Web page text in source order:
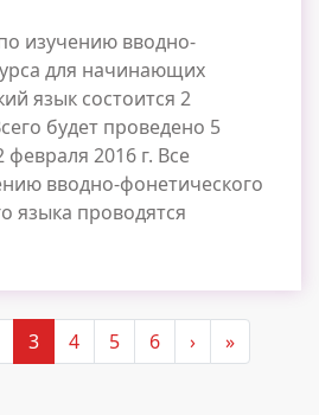
изучению вводно-
для начинающих
язык состоится 2
будет проведено 5
февраля 2016 г. Все
вводно-фонетического
языка проводятся
3 4 5 6 ›Следующий ›
»Last »